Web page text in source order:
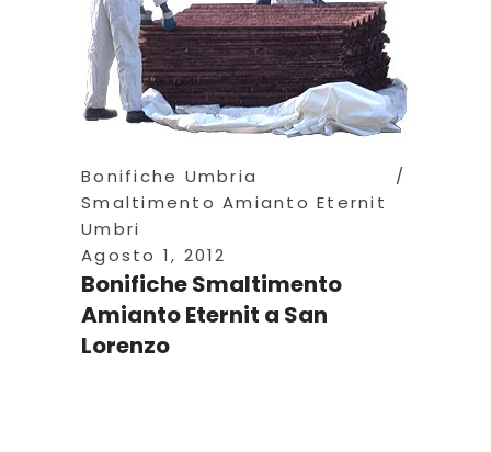
Bonifiche Umbria
Smaltimento Amianto Eternit
Umbri
Agosto 1, 2012
Bonifiche Smaltimento
Amianto Eternit a San
Lorenzo